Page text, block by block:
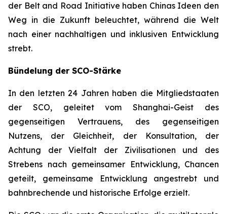
der Belt and Road Initiative haben Chinas Ideen den
Weg in die Zukunft beleuchtet, während die Welt
nach einer nachhaltigen und inklusiven Entwicklung
strebt.
Bündelung der SCO-Stärke
In den letzten 24 Jahren haben die Mitgliedstaaten
der SCO, geleitet vom Shanghai-Geist des
gegenseitigen Vertrauens, des gegenseitigen
Nutzens, der Gleichheit, der Konsultation, der
Achtung der Vielfalt der Zivilisationen und des
Strebens nach gemeinsamer Entwicklung, Chancen
geteilt, gemeinsame Entwicklung angestrebt und
bahnbrechende und historische Erfolge erzielt.